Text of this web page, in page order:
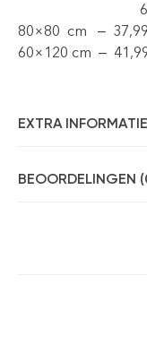
60×60
80×80 cm –
60×120 cm –
EXTRA INFORMATIE
BEOORDELINGEN